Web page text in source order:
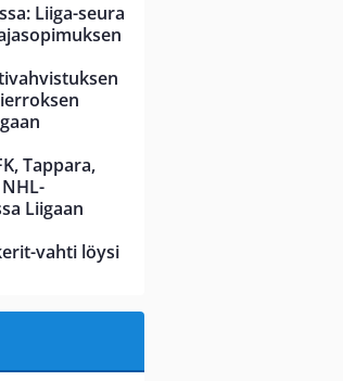
Liiga-seura
Tappara,
Liigaan
vahti löysi